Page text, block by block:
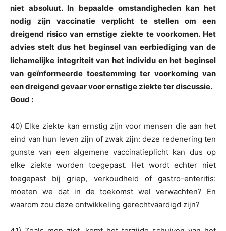
niet absoluut. In bepaalde omstandigheden kan het
nodig zijn vaccinatie verplicht te stellen om een
dreigend risico van ernstige ziekte te voorkomen. Het
advies stelt dus het beginsel van eerbiediging van de
lichamelijke integriteit van het individu en het beginsel
van geïnformeerde toestemming ter voorkoming van
een dreigend gevaar voor ernstige ziekte ter discussie.
Goud :
40) Elke ziekte kan ernstig zijn voor mensen die aan het
eind van hun leven zijn of zwak zijn: deze redenering ten
gunste van een algemene vaccinatieplicht kan dus op
elke ziekte worden toegepast. Het wordt echter niet
toegepast bij griep, verkoudheid of gastro-enteritis:
moeten we dat in de toekomst wel verwachten? En
waarom zou deze ontwikkeling gerechtvaardigd zijn?